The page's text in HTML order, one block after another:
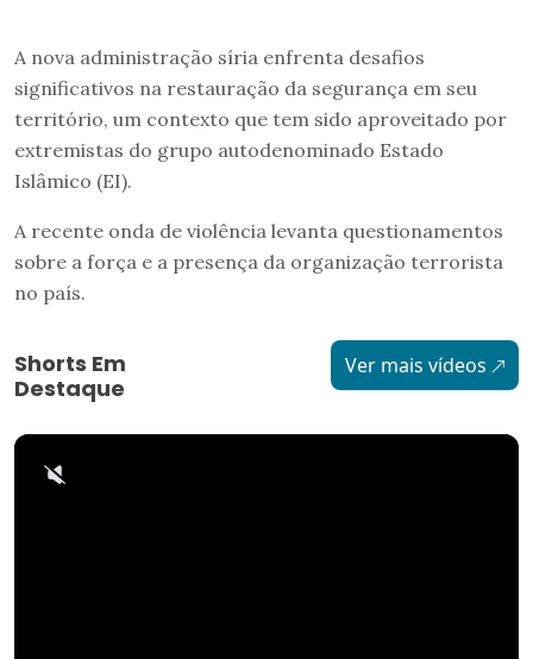
A nova administração síria enfrenta desafios
significativos na restauração da segurança em seu
território, um contexto que tem sido aproveitado por
extremistas do grupo autodenominado Estado
Islâmico (EI).
A recente onda de violência levanta questionamentos
sobre a força e a presença da organização terrorista
no país.
Shorts Em
Destaque
Ver mais vídeos